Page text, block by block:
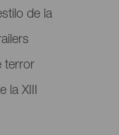
de la
terror
la XIII